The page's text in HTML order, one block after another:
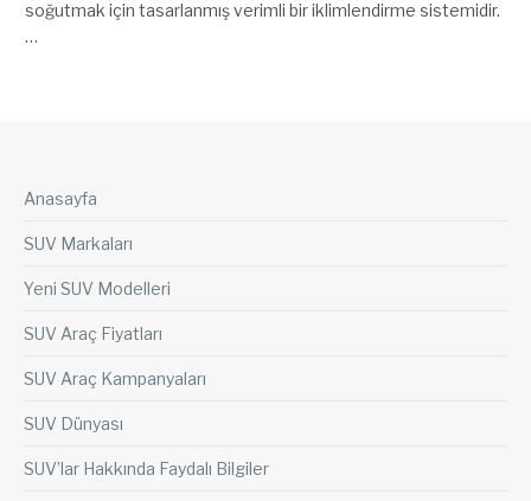
soğutmak için tasarlanmış verimli bir iklimlendirme sistemidir.
…
Anasayfa
SUV Markaları
Yeni SUV Modelleri
SUV Araç Fiyatları
SUV Araç Kampanyaları
SUV Dünyası
SUV’lar Hakkında Faydalı Bilgiler